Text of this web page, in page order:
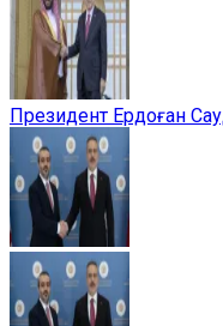
Президент Ердоған